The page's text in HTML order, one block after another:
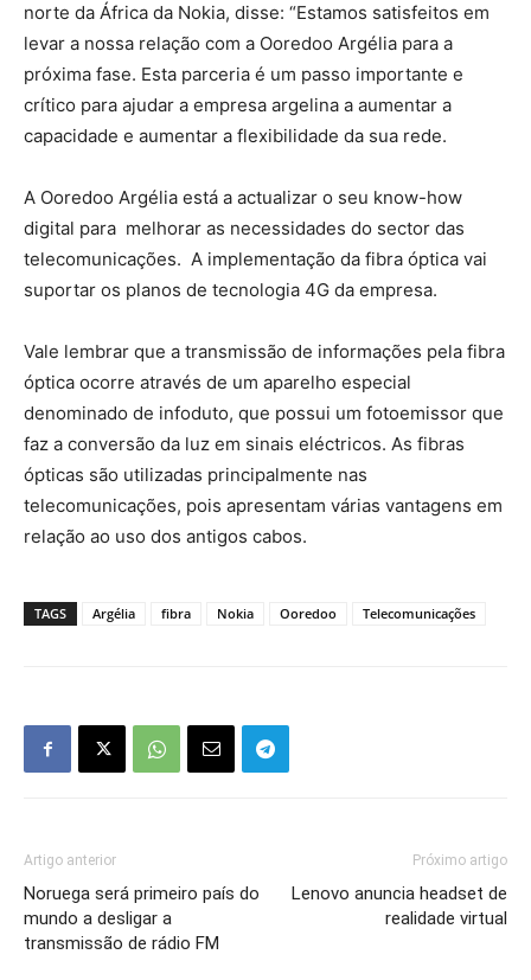
norte da África da Nokia, disse: “Estamos satisfeitos em
levar a nossa relação com a Ooredoo Argélia para a
próxima fase. Esta parceria é um passo importante e
crítico para ajudar a empresa argelina a aumentar a
capacidade e aumentar a flexibilidade da sua rede.
A Ooredoo Argélia está a actualizar o seu know-how
digital para melhorar as necessidades do sector das
telecomunicações. A implementação da fibra óptica vai
suportar os planos de tecnologia 4G da empresa.
Vale lembrar que a transmissão de informações pela fibra
óptica ocorre através de um aparelho especial
denominado de infoduto, que possui um fotoemissor que
faz a conversão da luz em sinais eléctricos. As fibras
ópticas são utilizadas principalmente nas
telecomunicações, pois apresentam várias vantagens em
relação ao uso dos antigos cabos.
TAGS Argélia fibra Nokia Ooredoo Telecomunicações
Artigo anterior
Noruega será primeiro país do
mundo a desligar a
transmissão de rádio FM
Próximo artigo
Lenovo anuncia headset de
realidade virtual